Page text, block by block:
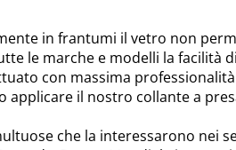
in frantumi il vetro non
le marche e modelli la facilità
con massima
il nostro collante a
che la interessarono nei